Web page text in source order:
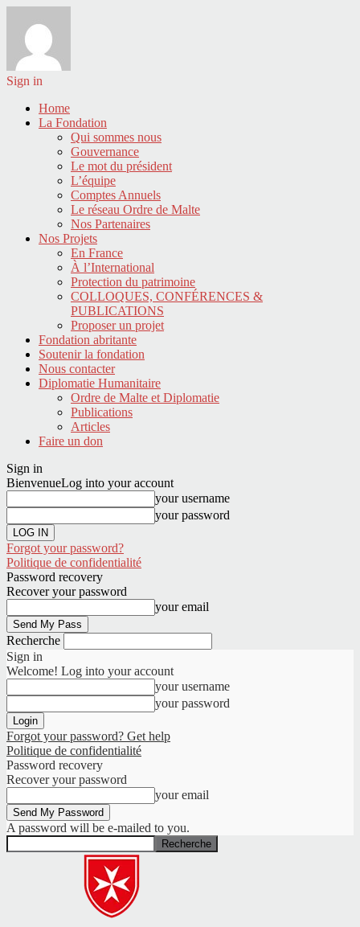
Sign in
Home
La Fondation
Qui sommes nous
Gouvernance
Le mot du président
L’équipe
Comptes Annuels
Le réseau Ordre de Malte
Nos Partenaires
Nos Projets
En France
À l’International
Protection du patrimoine
COLLOQUES, CONFÉRENCES &
PUBLICATIONS
Proposer un projet
Fondation abritante
Soutenir la fondation
Nous contacter
Diplomatie Humanitaire
Ordre de Malte et Diplomatie
Publications
Articles
Faire un don
Sign in
BienvenueLog into your account
your username
your password
Forgot your password?
Politique de confidentialité
Password recovery
Recover your password
your email
Recherche
Sign in
Welcome! Log into your account
your username
your password
Forgot your password? Get help
Politique de confidentialité
Password recovery
Recover your password
your email
A password will be e-mailed to you.